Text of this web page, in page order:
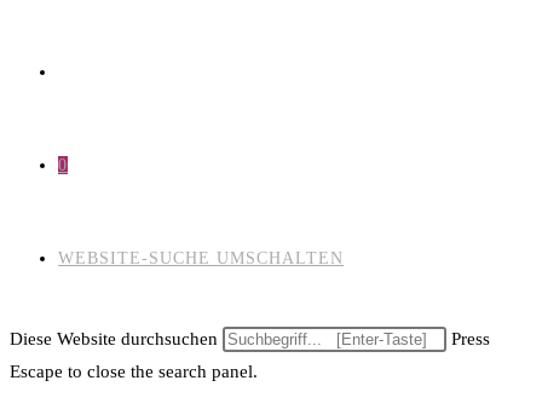
0
WEBSITE-SUCHE UMSCHALTEN
Diese Website durchsuchen
Press
Escape to close the search panel.